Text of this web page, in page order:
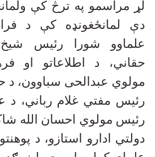
لړ مراسمو په ترڅ کې
دې لمانځغونډه کې د
علماوو شورا رئیس شیخ
حقاني، د اطلاعاتو او
مولوي عبدالحی سباوون، د
رئیس مفتي غلام رباني، د
رئیس مولوي احسان الله
دولتي ادارو استازو، د